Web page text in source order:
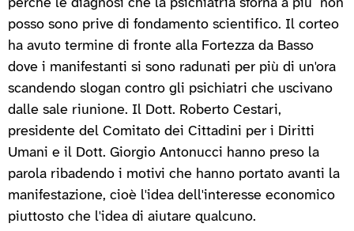
perché le diagnosi che la psichiatria sforna a più non
posso sono prive di fondamento scientifico. Il corteo
ha avuto termine di fronte alla Fortezza da Basso
dove i manifestanti si sono radunati per più di un'ora
scandendo slogan contro gli psichiatri che uscivano
dalle sale riunione. Il Dott. Roberto Cestari,
presidente del Comitato dei Cittadini per i Diritti
Umani e il Dott. Giorgio Antonucci hanno preso la
parola ribadendo i motivi che hanno portato avanti la
manifestazione, cioè l'idea dell'interesse economico
piuttosto che l'idea di aiutare qualcuno.